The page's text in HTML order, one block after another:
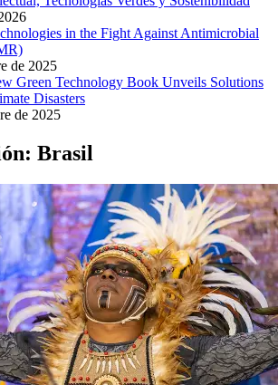
in the Fight Against Antimicrobial
de 2025
Green Technology Book Unveils Solutions
Disasters
de 2025
Brasil